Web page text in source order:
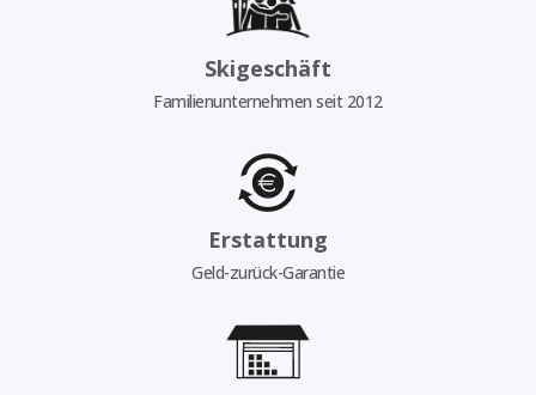
Skigeschäft
Familienunternehmen seit 2012
Erstattung
Geld-zurück-Garantie